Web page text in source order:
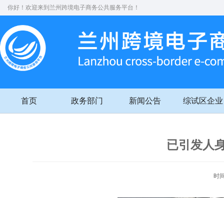
你好！欢迎来到兰州跨境电子商务公共服务平台！
首页 政务部门 新闻公告 综试区企业
已引发人
时